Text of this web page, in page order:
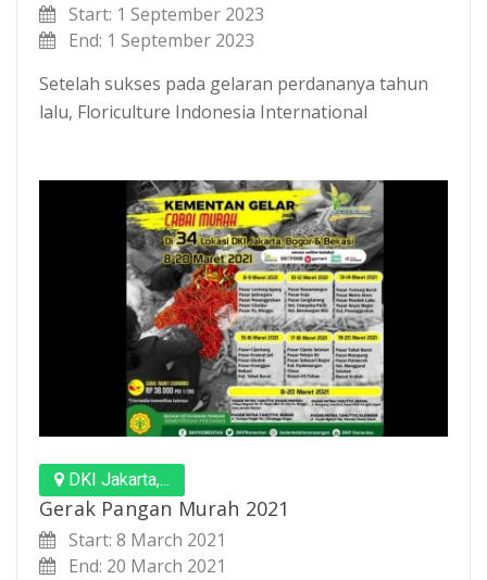
Start: 1 September 2023
End: 1 September 2023
Setelah sukses pada gelaran perdananya tahun
lalu, Floriculture Indonesia International
DKI Jakarta,...
Gerak Pangan Murah 2021
Start: 8 March 2021
End: 20 March 2021